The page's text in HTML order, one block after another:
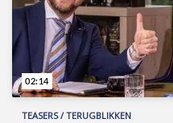
TEASERS / TERUGBLIKKEN
02:14